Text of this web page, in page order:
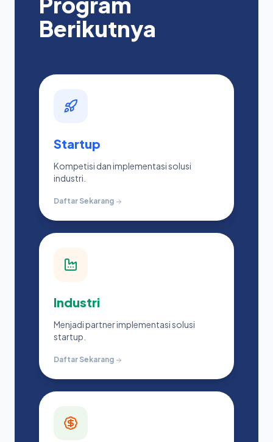
Berikutnya
Startup
Kompetisi dan implementasi solusi
industri.
Daftar Sekarang
Industri
Menjadi partner implementasi solusi
startup.
Daftar Sekarang